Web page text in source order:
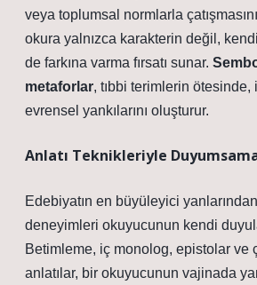
veya toplumsal normlarla
okura yalnızca karakterin değil,
de farkına varma fırsatı sunar.
metaforlar, tıbbi terimlerin
evrensel yankılarını oluşturur.
Anlatı Teknikleriyle
Edebiyatın en büyüleyici
deneyimleri okuyucunun kendi
Betimleme, iç monolog, epistolar ve
anlatılar, bir okuyucunun vajinada